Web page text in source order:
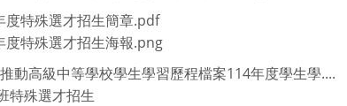
度特殊選才招生簡章.pdf
度特殊選才招生海報.png
動高級中等學校學生學習歷程檔案114年度學生學....
特殊選才招生